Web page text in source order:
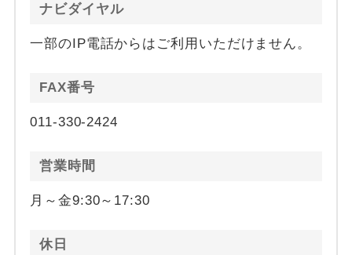
ナビダイヤル
一部のIP電話からはご利用いただけません。
FAX番号
011-330-2424
営業時間
月～金9:30～17:30
休日